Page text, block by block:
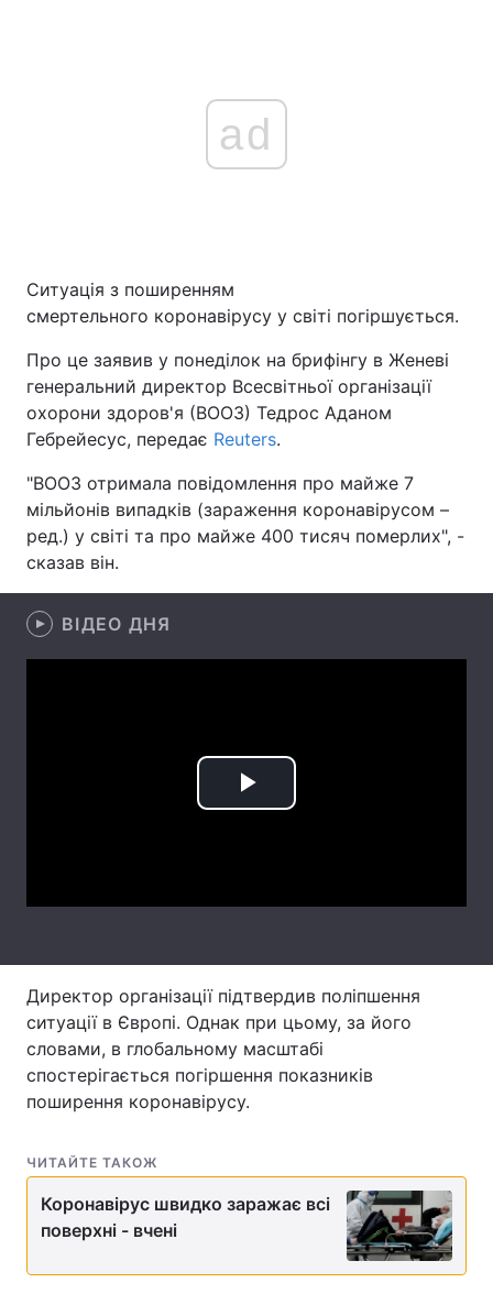
Головна Війна
Україна Політика
Економіка Світ
Техно і зв'язок Лайт
Зброя
Контакти
Послуги
Тема оформлення
ad
Ситуація з поширенням
смертельного коронавірусу у світі погіршується.
Про це заявив у понеділок на брифінгу в Женеві
генеральний директор Всесвітньої організації
охорони здоров'я (ВООЗ) Тедрос Аданом
Гебрейесус, передає Reuters.
"ВООЗ отримала повідомлення про майже 7
мільйонів випадків (зараження коронавірусом –
ред.) у світі та про майже 400 тисяч померлих", -
сказав він.
ВІДЕО ДНЯ
Play
Директор організації підтвердив поліпшення
ситуації в Європі. Однак при цьому, за його
словами, в глобальному масштабі
спостерігається погіршення показників
поширення коронавірусу.
ЧИТАЙТЕ ТАКОЖ
Коронавірус швидко заражає всі
поверхні - вчені